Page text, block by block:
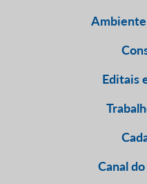
Editais
Canal